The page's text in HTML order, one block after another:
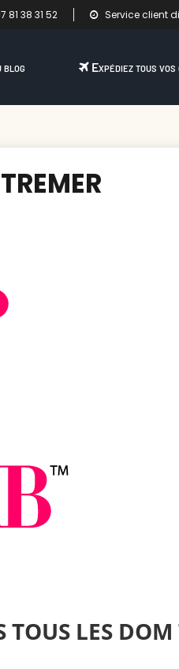
38 31 52 Service client
blog Expédiez tous
TOUS LES